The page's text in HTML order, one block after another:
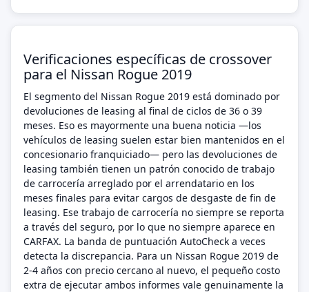
Verificaciones específicas de crossover
para el Nissan Rogue 2019
El segmento del Nissan Rogue 2019 está dominado por
devoluciones de leasing al final de ciclos de 36 o 39
meses. Eso es mayormente una buena noticia —los
vehículos de leasing suelen estar bien mantenidos en el
concesionario franquiciado— pero las devoluciones de
leasing también tienen un patrón conocido de trabajo
de carrocería arreglado por el arrendatario en los
meses finales para evitar cargos de desgaste de fin de
leasing. Ese trabajo de carrocería no siempre se reporta
a través del seguro, por lo que no siempre aparece en
CARFAX. La banda de puntuación AutoCheck a veces
detecta la discrepancia. Para un Nissan Rogue 2019 de
2-4 años con precio cercano al nuevo, el pequeño costo
extra de ejecutar ambos informes vale genuinamente la